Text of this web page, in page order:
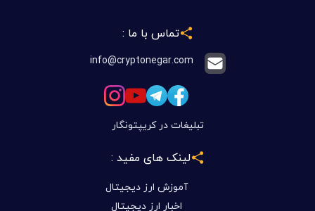
خرید و فروش ارز دیجیتال
علی اکبر توسل
مطالب پر اهمیت هفته:
Coldcard
میدهد؟